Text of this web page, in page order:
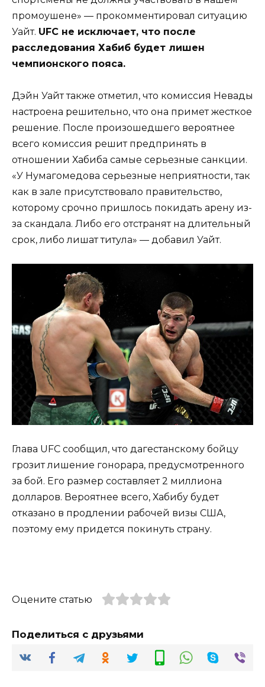
промоушене» — прокомментировал ситуацию
Уайт. UFC не исключает, что после
расследования Хабиб будет лишен
чемпионского пояса.
Дэйн Уайт также отметил, что комиссия Невады
настроена решительно, что она примет жесткое
решение. После произошедшего вероятнее
всего комиссия решит предпринять в
отношении Хабиба самые серьезные санкции.
«У Нумагомедова серьезные неприятности, так
как в зале присутствовало правительство,
которому срочно пришлось покидать арену из-
за скандала. Либо его отстранят на длительный
срок, либо лишат титула» — добавил Уайт.
Глава UFC сообщил, что дагестанскому бойцу
грозит лишение гонорара, предусмотренного
за бой. Его размер составляет 2 миллиона
долларов. Вероятнее всего, Хабибу будет
отказано в продлении рабочей визы США,
поэтому ему придется покинуть страну.
Оцените статью
Поделиться с друзьями